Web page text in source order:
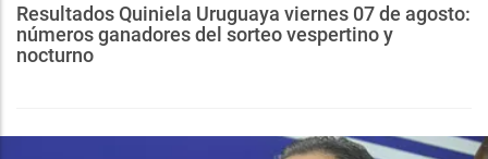
Resultados Quiniela Uruguaya viernes 07 de agosto:
números ganadores del sorteo vespertino y
nocturno